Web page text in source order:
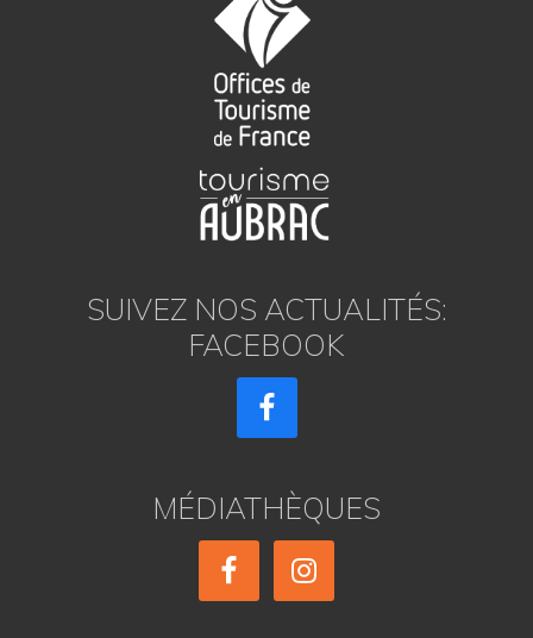
SUIVEZ NOS ACTUALITÉS:
FACEBOOK
MÉDIATHÈQUES